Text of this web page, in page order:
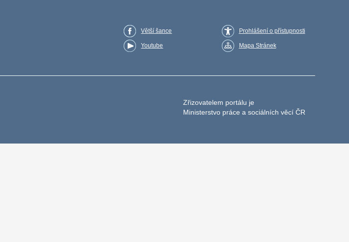
Větší šance
Youtube
Prohlášení o přístupnosti
Mapa Stránek
Zřizovatelem portálu je
Ministerstvo práce a sociálních věcí ČR